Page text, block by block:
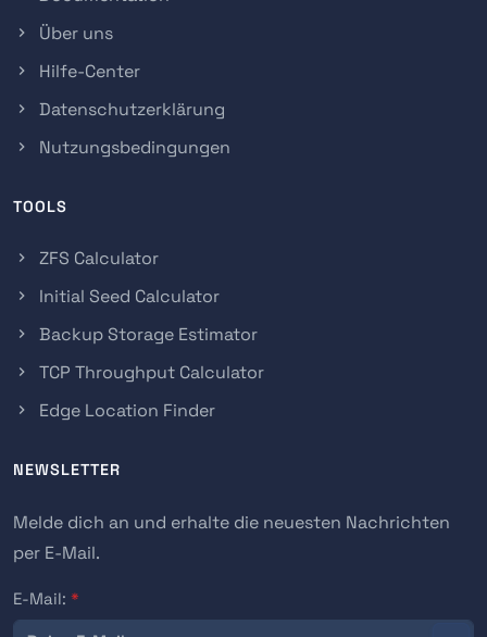
Über uns
Hilfe-Center
Datenschutzerklärung
Nutzungsbedingungen
TOOLS
ZFS Calculator
Initial Seed Calculator
Backup Storage Estimator
TCP Throughput Calculator
Edge Location Finder
NEWSLETTER
Melde dich an und erhalte die neuesten Nachrichten
per E-Mail.
E-Mail: *